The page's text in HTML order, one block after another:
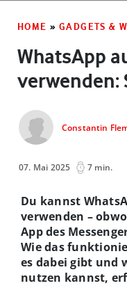
HOME » GADGETS &
WhatsApp
verwenden:
Constantin
07. Mai 2025 7 min.
Du kannst
verwenden –
App des
Wie das
es dabei gibt und
nutzen kannst,